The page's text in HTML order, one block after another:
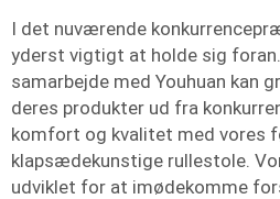
I det nuværende
yderst vigtigt at holde sig
samarbejde med Youhuan kan
deres produkter ud fra
komfort og kvalitet med vores
klapsædekunstige rullestole.
udviklet for at imødekomme